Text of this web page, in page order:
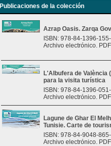
Publicaciones de la colección
Azrap Oasis. Zarqa
ISBN: 978-84-1396-
Archivo electrónico.
L'Albufera de València
para la visita turística
ISBN: 978-84-1396-
Archivo electrónico.
Lagune de Ghar El
Tunisie. Carte de
ISBN: 978-84-9048-
Archivo electrónico.